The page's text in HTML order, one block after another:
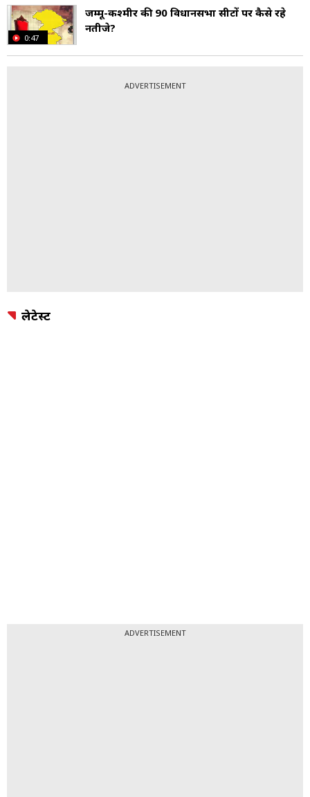
0:47
जम्मू-कश्मीर की 90 विधानसभा सीटों पर कैसे रहे
नतीजे?
ADVERTISEMENT
लेटेस्ट
ADVERTISEMENT